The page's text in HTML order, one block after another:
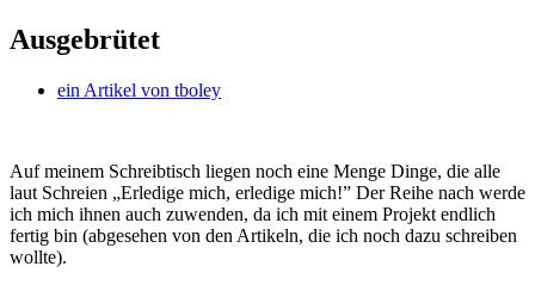
Ausgebrütet
ein Artikel von tboley
Auf meinem Schreibtisch liegen noch eine Menge Dinge, die alle
laut Schreien „Erledige mich, erledige mich!” Der Reihe nach werde
ich mich ihnen auch zuwenden, da ich mit einem Projekt endlich
fertig bin (abgesehen von den Artikeln, die ich noch dazu schreiben
wollte).